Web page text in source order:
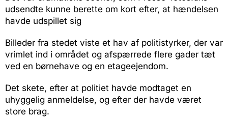
udsendte kunne berette om kort efter, at hændelsen
havde udspillet sig
Billeder fra stedet viste et hav af politistyrker, der var
vrimlet ind i området og afspærrede flere gader tæt
ved en børnehave og en etageejendom.
Det skete, efter at politiet havde modtaget en
uhyggelig anmeldelse, og efter der havde været
store brag.